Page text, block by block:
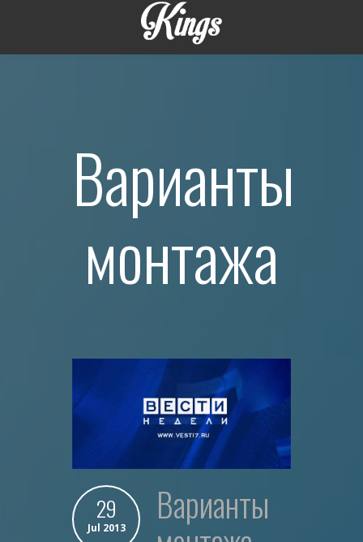
Варианты
монтажа
29
Jul 2013 Варианты